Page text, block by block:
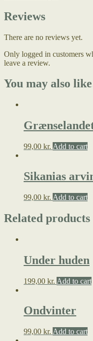
Reviews
There are no reviews yet.
Only logged in customers
leave a review.
You may also
99,00 kr. Add to cart
Sikanias
99,00 kr. Add to cart
Related products
Under huden
199,00 kr. Add to cart
Ondvinter
99,00 kr. Add to cart